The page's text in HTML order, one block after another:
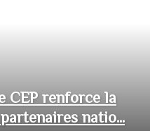
CEP renforce la
natio...